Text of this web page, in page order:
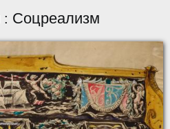
: Соцреализм